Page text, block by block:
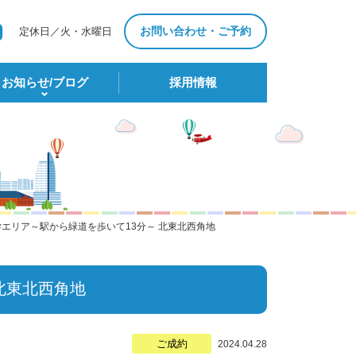
定休日／火・水曜日 お問い合わせ・ご予約
お知らせ/ブログ 採⽤情報
リア～駅から緑道を歩いて13分～ 北東北西角地
東北西角地
ご成約 2024.04.28